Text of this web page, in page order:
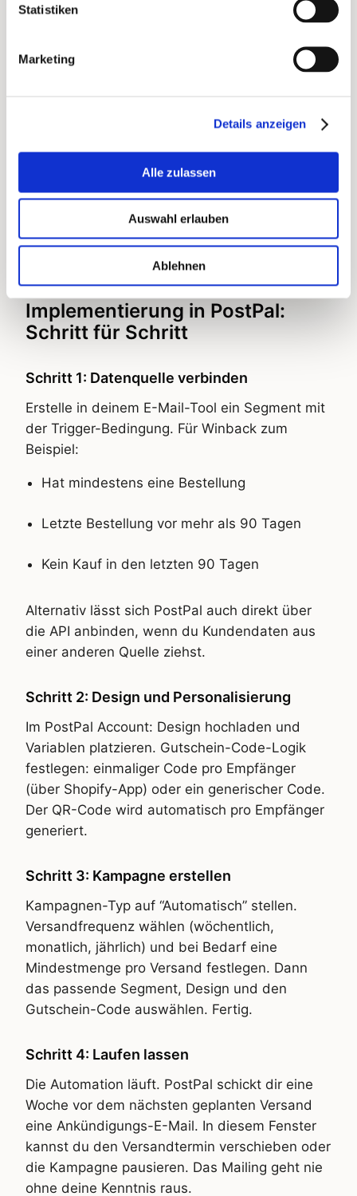
Statistiken
Marketing
Details anzeigen
Alle zulassen
Auswahl erlauben
Ablehnen
als ein Rabatt.
Geburtstagsmailing (Geheimtipp)
Der persönlichste Moment im Direct Mail.
Response Rates liegen signifikant über der
Winback-Baseline. Voraussetzung: das
Geburtsdatum muss im E-Mail-Tool hinterlegt
API oder per CSV-Upload.
Implementierung in PostPal:
Schritt für Schritt
Schritt 1: Datenquelle verbinden
Erstelle in deinem E-Mail-Tool ein Segment mit
der Trigger-Bedingung. Für Winback zum
Beispiel:
Hat mindestens eine Bestellung
Letzte Bestellung vor mehr als 90 Tagen
Kein Kauf in den letzten 90 Tagen
Alternativ lässt sich PostPal auch direkt über
die API anbinden, wenn du Kundendaten aus
einer anderen Quelle ziehst.
Schritt 2: Design und Personalisierung
Im PostPal Account: Design hochladen und
Variablen platzieren. Gutschein-Code-Logik
festlegen: einmaliger Code pro Empfänger
(über Shopify-App) oder ein generischer Code.
Der QR-Code wird automatisch pro Empfänger
generiert.
Schritt 3: Kampagne erstellen
Kampagnen-Typ auf “Automatisch” stellen.
Versandfrequenz wählen (wöchentlich,
monatlich, jährlich) und bei Bedarf eine
Mindestmenge pro Versand festlegen. Dann
das passende Segment, Design und den
Gutschein-Code auswählen. Fertig.
Schritt 4: Laufen lassen
Die Automation läuft. PostPal schickt dir eine
Woche vor dem nächsten geplanten Versand
eine Ankündigungs-E-Mail. In diesem Fenster
kannst du den Versandtermin verschieben oder
die Kampagne pausieren. Das Mailing geht nie
ohne deine Kenntnis raus.